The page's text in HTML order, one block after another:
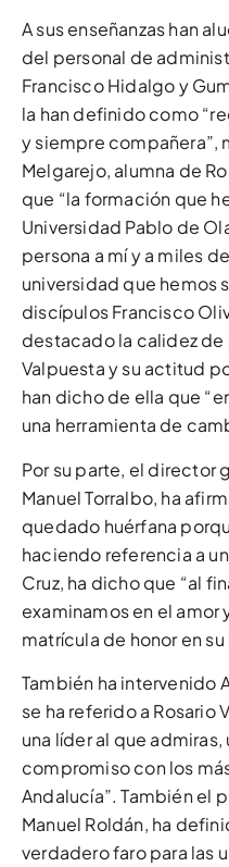
A sus enseñanzas han
del personal de
Francisco Hidalgo y
la han definido como
y siempre compañera”,
Melgarejo, alumna de
que “la formación que
Universidad Pablo de
persona a mí y a miles
universidad que hemos
discípulos Francisco
destacado la calidez de
Valpuesta y su actitud
han dicho de ella que
una herramienta de
Por su parte, el director
Manuel Torralbo, ha
quedado huérfana
haciendo referencia a
Cruz, ha dicho que “al
examinamos en el amor
matrícula de honor en
También ha intervenido
se ha referido a Rosario
una líder al que
compromiso con los
Andalucía”. También el
Manuel Roldán, ha
verdadero faro para las